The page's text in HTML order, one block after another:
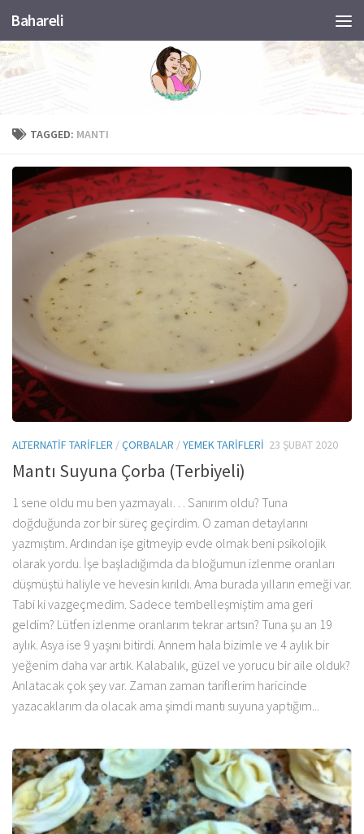
Skip to content
Bahareli
TAGGED: MANTI
ALTERNATIF TARIFLER /ÇORBALAR /YEMEK TARIFLERI 23 ŞUBAT 2020
Mantı Suyuna Çorba (Terbiyeli)
1 sene oldu mu ben yazmayalı… Sanırım oldu? Tuna
doğduğunda zor bir süreç geçirdim. O zaman detaylarını
yazmıştım. Ardından işe gitmeyip evde olmak beni psikolojik
olarak yordu. İşe başladığımda da bloğumun izlenme oranları
düşmüştü haliyle ve hevesin kırıldı. Ama burada yılların emeği var.
Tabi ki vazgeçmedim. Sadece tembelleşmiştim ama geri
geldim? Lütfen izlenme oranlarım tekrar artsın? Tuna şu an 19
aylık. Asya ise 9 yaşını bitirdi. Annem hala bizimle ve 4 aylık bir
yeğenim daha var artık. Kalabalık, güzel ve yorucu bir aile olduk?
Anlatacak çok şey var. Zaman zaman tariflerim haricinde
yazacaklarım da olacak ama şimdi mantı suyuna yaptığım...